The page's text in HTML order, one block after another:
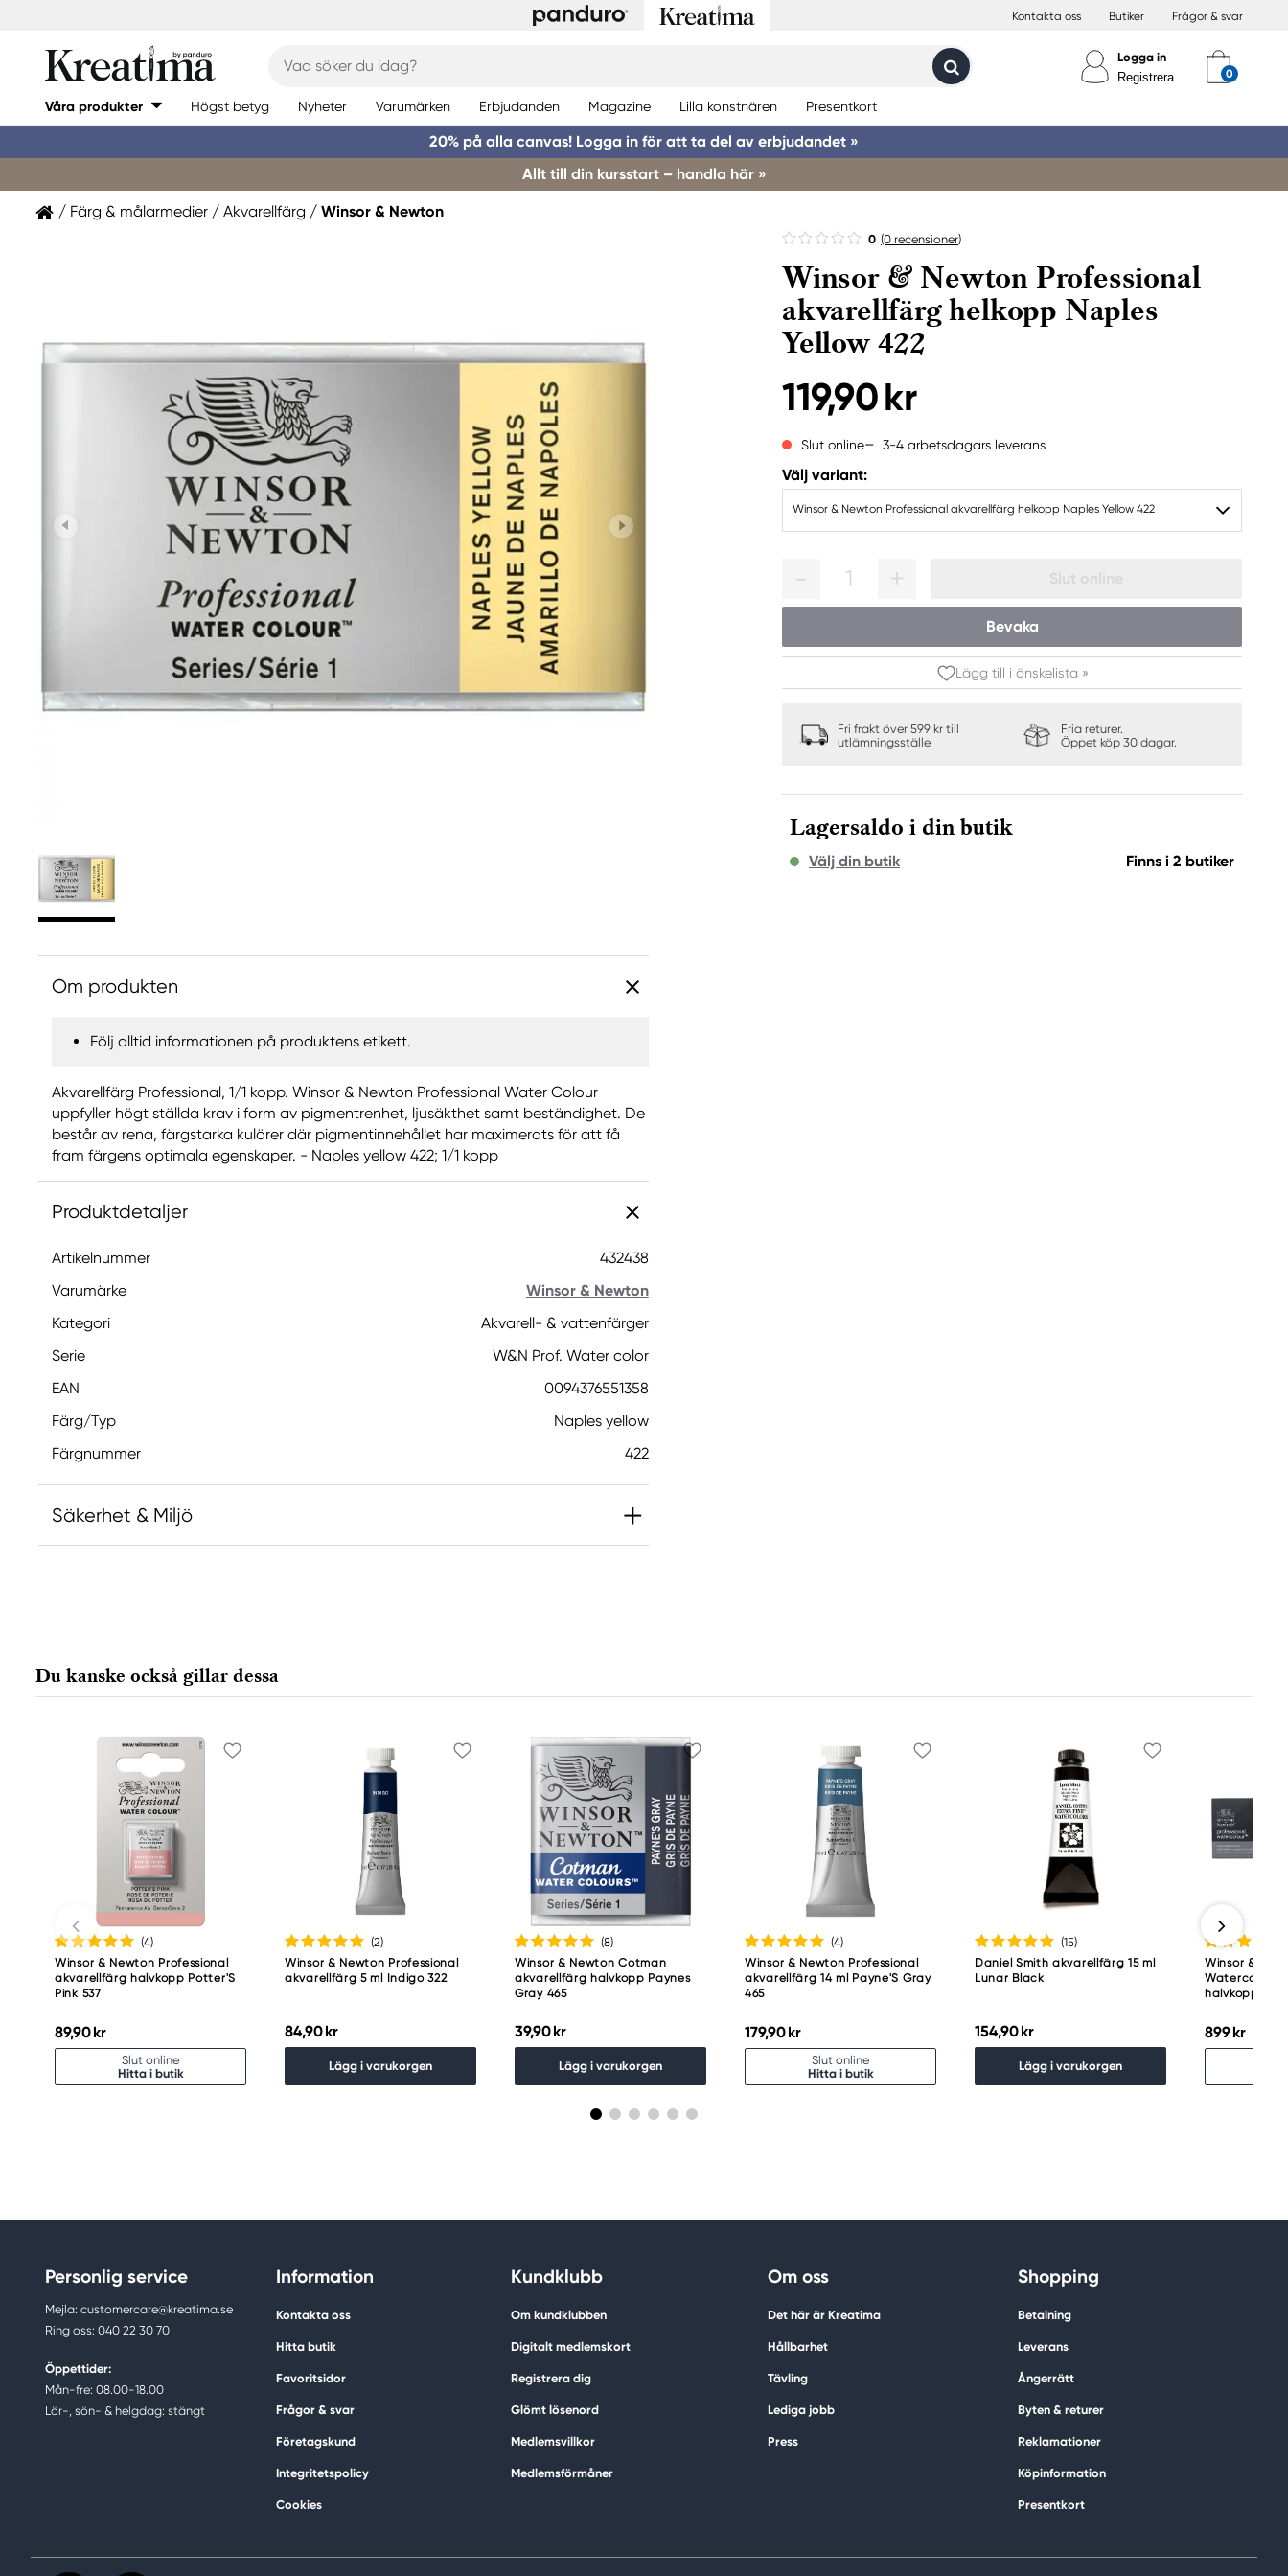
Kontakta oss Butiker Frågor & svar
Logga in
Registrera
Våra produkter Högst betyg Nyheter Varumärken Erbjudanden Magazine Lilla konstnären Presentkort
20% på alla canvas! Logga in för att ta del av erbjudandet »
Allt till din kursstart – handla här »
Färg & målarmedier Akvarellfärg Winsor & Newton
0 (0 recensioner)
Winsor & Newton Professional
akvarellfärg helkopp Naples
Yellow 422
119,90 kr
Slut online 3-4 arbetsdagars leverans
Välj variant:
Winsor & Newton Professional akvarellfärg helkopp Naples Yellow 422
1 Slut online
Bevaka
Lägg till i önskelista »
Fri frakt över 599 kr till
utlämningsställe.
Fria returer.
Öppet köp 30 dagar.
Lagersaldo i din butik
Välj din butik Finns i 2 butiker
Om produkten
Följ alltid informationen på produktens etikett.
Akvarellfärg Professional, 1/1 kopp. Winsor & Newton Professional Water Colour
uppfyller högt ställda krav i form av pigmentrenhet, ljusäkthet samt beständighet. De
består av rena, färgstarka kulörer där pigmentinnehållet har maximerats för att få
fram färgens optimala egenskaper. - Naples yellow 422; 1/1 kopp
Produktdetaljer
Artikelnummer
432438
Varumärke
Winsor & Newton
Kategori
Akvarell- & vattenfärger
Serie
W&N Prof. Water color
EAN
0094376551358
Färg/Typ
Naples yellow
Färgnummer
422
Säkerhet & Miljö
Ansvarig EU
Winsor & Newton
Colart Sweden AB
Östra Långgatan 87
61930 Trosa, Sweden
info@colart.se
Du kanske också gillar dessa
(4)
Winsor & Newton Professional
akvarellfärg halvkopp Potter'S
Pink 537
89,90 kr
Slut online
Hitta i butik
(2)
Winsor & Newton Professional
akvarellfärg 5 ml Indigo 322
84,90 kr
Lägg i varukorgen
(8)
Winsor & Newton Cotman
akvarellfärg halvkopp Paynes
Gray 465
39,90 kr
Lägg i varukorgen
(4)
Winsor & Newton Professional
akvarellfärg 14 ml Payne'S Gray
465
179,90 kr
Slut online
Hitta i butik
(15)
Daniel Smith akvarellfärg 15 ml
Lunar Black
154,90 kr
Lägg i varukorgen
Winsor &
Watercolour
halvkoppar
899 kr
Personlig service
Mejla: customercare@kreatima.se
Ring oss: 040 22 30 70
Öppettider:
Mån-fre: 08.00-18.00
Lör-, sön- & helgdag: stängt
Information
Kontakta oss
Hitta butik
Favoritsidor
Frågor & svar
Företagskund
Integritetspolicy
Cookies
Kundklubb
Om kundklubben
Digitalt medlemskort
Registrera dig
Glömt lösenord
Medlemsvillkor
Medlemsförmåner
Om oss
Det här är Kreatima
Hållbarhet
Tävling
Lediga jobb
Press
Shopping
Betalning
Leverans
Ångerrätt
Byten & returer
Reklamationer
Köpinformation
Presentkort